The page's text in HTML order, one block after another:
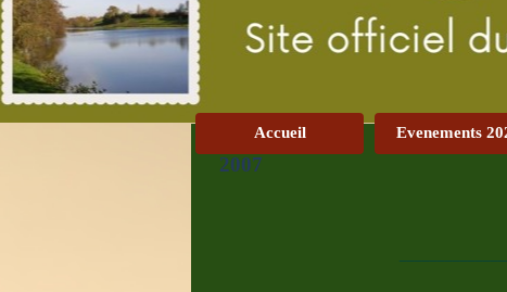
Accueil Evenements
2007